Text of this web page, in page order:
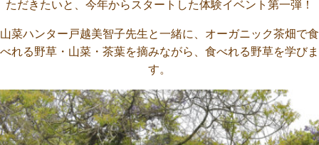
ただきたいと、今年からスタートした体験イベント第一弾！
山菜ハンター戸越美智子先生と一緒に、オーガニック茶畑で食
べれる野草・山菜・茶葉を摘みながら、食べれる野草を学びま
す。